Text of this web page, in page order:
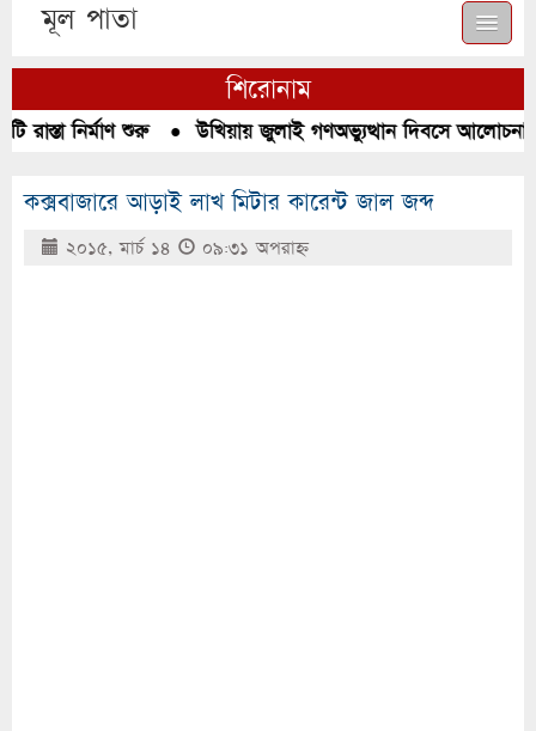
মূল পাতা
শিরোনাম
নির্মাণ শুরু● উখিয়ায় জুলাই গণঅভ্যুত্থান দিবসে আলোচনা,
কক্সবাজারে আড়াই লাখ মিটার কারেন্ট জাল জব্দ
২০১৫, মার্চ ১৪ ০৯:৩১ অপরাহ্ণ